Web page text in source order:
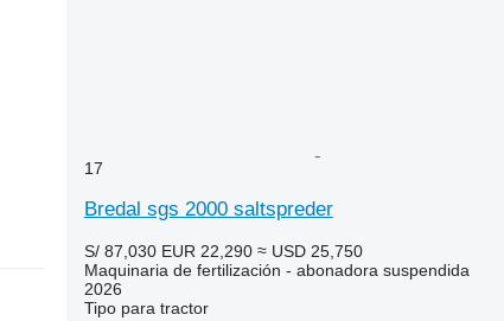
17
Bredal sgs 2000 saltspreder
S/ 87,030 EUR 22,290 ≈ USD 25,750
Maquinaria de fertilización - abonadora suspendida
2026
Tipo para tractor